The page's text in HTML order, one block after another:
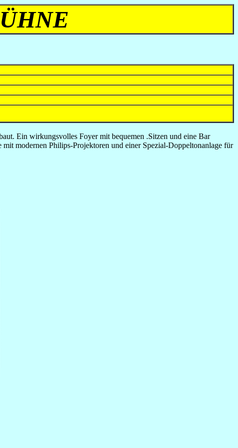
Ein wirkungsvolles Foyer mit bequemen .Sitzen und eine Bar
modernen Philips-Projektoren und einer Spezial-Doppeltonanlage für